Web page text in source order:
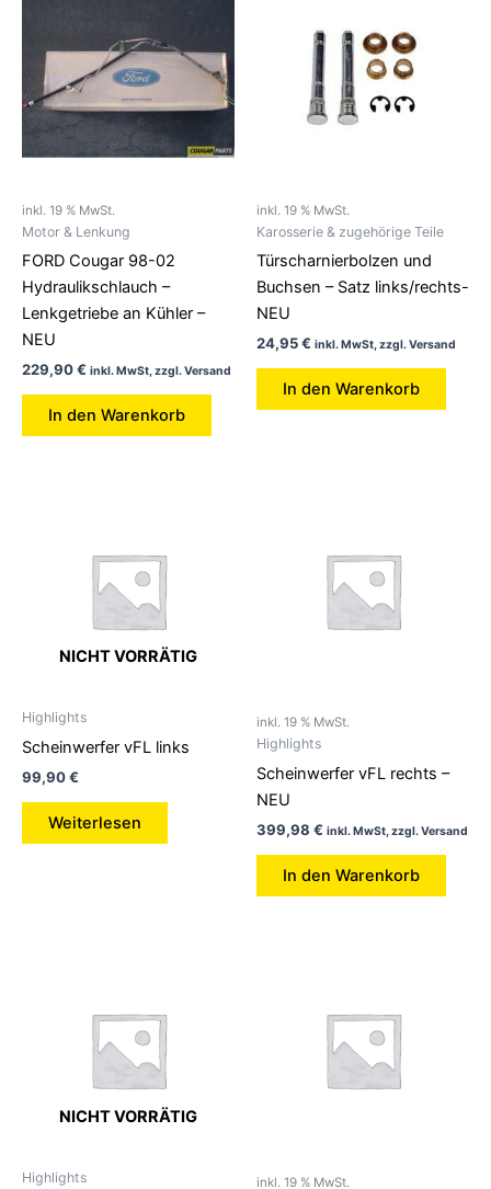
inkl. 19 % MwSt.
Motor & Lenkung
FORD Cougar 98-02
Hydraulikschlauch –
Lenkgetriebe an Kühler –
NEU
229,90€ inkl. MwSt, zzgl. Versand
In den Warenkorb
inkl. 19 % MwSt.
Karosserie & zugehörige Teile
Türscharnierbolzen und
Buchsen – Satz links/rechts-
NEU
24,95€ inkl. MwSt, zzgl. Versand
In den Warenkorb
NICHT VORRÄTIG
Highlights
Scheinwerfer vFL links
99,90€
Weiterlesen
inkl. 19 % MwSt.
Highlights
Scheinwerfer vFL rechts –
NEU
399,98 € inkl. MwSt, zzgl. Versand
In den Warenkorb
NICHT VORRÄTIG
Highlights inkl. 19 % MwSt.